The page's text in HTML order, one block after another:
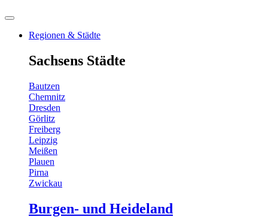
Regionen & Städte
Sachsens Städte
Bautzen
Chemnitz
Dresden
Görlitz
Freiberg
Leipzig
Meißen
Plauen
Pirna
Zwickau
Burgen- und Heideland